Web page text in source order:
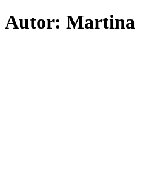
Autor: Martina